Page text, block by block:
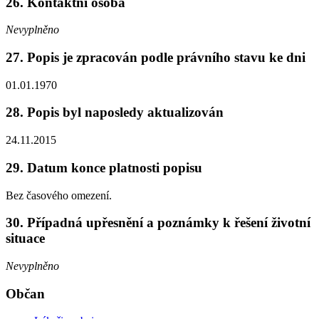
Nevyplněno
27. Popis je zpracován podle právního stavu ke dni
01.01.1970
28. Popis byl naposledy aktualizován
24.11.2015
29. Datum konce platnosti popisu
Bez časového omezení.
30. Případná upřesnění a poznámky k řešení životní
situace
Nevyplněno
Občan